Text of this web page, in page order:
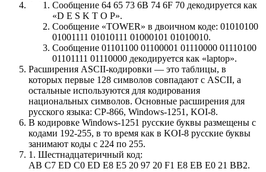
Сообщение 64 65 73 6B 74 6F 70 декодируется как
«D E S K T O P».
Сообщение «TOWER» в двоичном коде: 01010100
01001111 01010111 01000101 01010010.
Сообщение 01101100 01100001 01110000 01110100
01101111 01110000 декодируется как «laptop».
Расширения ASCII-кодировки — это таблицы, в
которых первые 128 символов совпадают с ASCII, а
остальные используются для кодирования
национальных символов. Основные расширения для
русского языка: CP-866, Windows-1251, KOI-8.
В кодировке Windows-1251 русские буквы размещены с
кодами 192-255, в то время как в KOI-8 русские буквы
занимают коды с 224 по 255.
1. Шестнадцатеричный код:
AB C7 ED C0 ED E8 E5 20 97 20 F1 E8 EB E0 21 BB2.